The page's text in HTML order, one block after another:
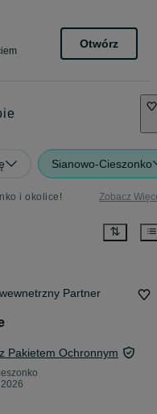
Otwórz
Sianowo-Cieszonko
i okolice! Zobacz
Partner
Pakietem Ochronnym